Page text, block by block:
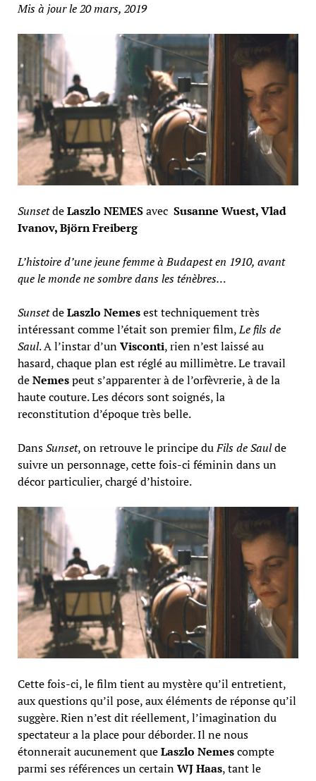
Mis à jour le 20 mars, 2019
SunsetdeLaszlo NEMESavec Susanne Wuest, Vlad
Ivanov, Björn Freiberg
L’histoire d’une jeune femme à Budapest en 1910, avant
que le monde ne sombre dans les ténèbres…
SunsetdeLaszlo Nemesest techniquement très
intéressant comme l’était son premier film,Le fils de
Saul. A l’instar d’unVisconti, rien n’est laissé au
hasard, chaque plan est réglé au millimètre. Le travail
deNemespeut s’apparenter à de l’orfèvrerie, à de la
haute couture. Les décors sont soignés, la
reconstitution d’époque très belle.
DansSunset, on retrouve le principe duFils de Saulde
suivre un personnage, cette fois-ci féminin dans un
décor particulier, chargé d’histoire.
Cette fois-ci, le film tient au mystère qu’il entretient,
aux questions qu’il pose, aux éléments de réponse qu’il
suggère. Rien n’est dit réellement, l’imagination du
spectateur a la place pour déborder. Il ne nous
étonnerait aucunement queLaszlo Nemescompte
parmi ses références un certainWJ Haas, tant le